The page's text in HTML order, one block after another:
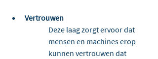
Vertrouwen
Deze laag zorgt ervoor dat
mensen en machines erop
kunnen vertrouwen dat